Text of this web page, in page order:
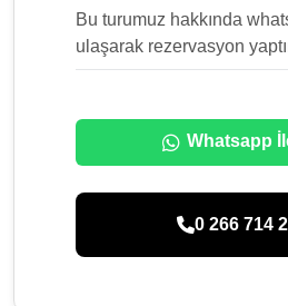
Bu turumuz hakkında
ulaşarak rezervasyon
Whatsapp
0 266 714